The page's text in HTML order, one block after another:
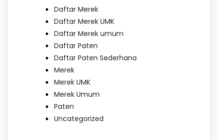
Daftar Merek
Daftar Merek UMK
Daftar Merek umum
Daftar Paten
Daftar Paten Sederhana
Merek
Merek UMK
Merek Umum
Paten
Uncategorized